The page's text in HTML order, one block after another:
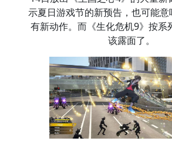
示夏日游戏节的新预告，也可能
有新动作。而《生化危机9》按系
该露面了。